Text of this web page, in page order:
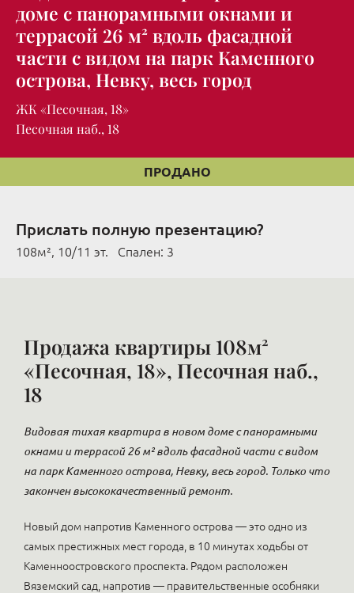
доме с панорамными окнами и
террасой 26 м² вдоль фасадной
части с видом на парк Каменного
острова, Невку, весь город
ЖК «Песочная, 18»
Песочная наб., 18
ПРОДАНО
Прислать полную презентацию?
108м², 10/11 эт. Cпален: 3
Продажа квартиры 108м²
«Песочная, 18», Песочная наб.,
18
Видовая тихая квартира в новом доме с панорамными
окнами и террасой 26 м² вдоль фасадной части с видом
на парк Каменного острова, Невку, весь город. Только что
закончен высококачественный ремонт.
Новый дом напротив Каменного острова — это одно из
самых престижных мест города, в 10 минутах ходьбы от
Каменноостровского проспекта. Рядом расположен
Вяземский сад, напротив — правительственные особняки